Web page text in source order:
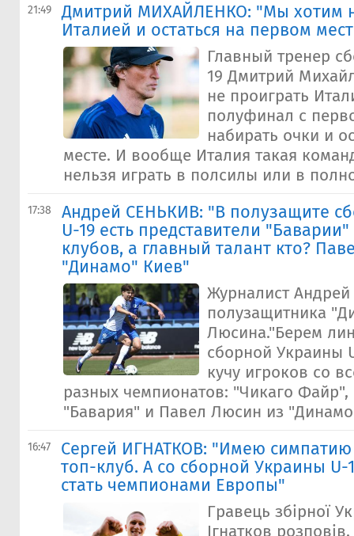
21:49
Дмитрий МИХАЙЛЕНКО: "Мы хотим
Италией и остаться на первом
Главный тренер
19 Дмитрий
не проиграть
полуфинал с
набирать очки и
месте. И вообще Италия такая
нельзя играть в полсилы или в
17:38
Андрей СЕНЬКИВ: "В полузащите
U-19 есть представители
клубов, а главный талант кто?
"Динамо" Киев"
Журналист
полузащитника
Люсина."Берем
сборной Украины
кучу игроков со
разных чемпионатов: "Чикаго Файр",
"Бавария" и Павел Люсин из
16:47
Сергей ИГНАТКОВ: "Имею
топ-клуб. А со сборной Украины
стать чемпионами Европы"
Гравець збірної
Ігнатков